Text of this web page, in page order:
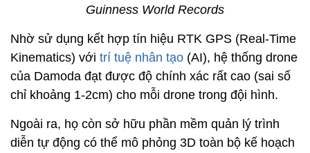
Guinness World Records
Nhờ sử dụng kết hợp tín hiệu RTK GPS (Real-Time
Kinematics) với trí tuệ nhân tạo (AI), hệ thống drone
của Damoda đạt được độ chính xác rất cao (sai số
chỉ khoảng 1-2cm) cho mỗi drone trong đội hình.
Ngoài ra, họ còn sở hữu phần mềm quản lý trình
diễn tự động có thể mô phỏng 3D toàn bộ kế hoạch